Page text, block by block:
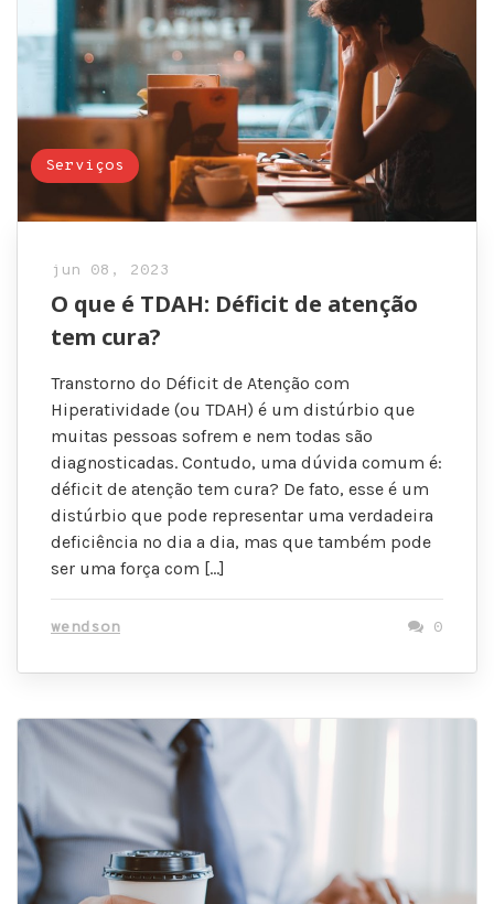
Serviços
jun 08, 2023
O que é TDAH: Déficit de atenção
tem cura?
Transtorno do Déficit de Atenção com
Hiperatividade (ou TDAH) é um distúrbio que
muitas pessoas sofrem e nem todas são
diagnosticadas. Contudo, uma dúvida comum é:
déficit de atenção tem cura? De fato, esse é um
distúrbio que pode representar uma verdadeira
deficiência no dia a dia, mas que também pode
ser uma força com […]
wendson 0